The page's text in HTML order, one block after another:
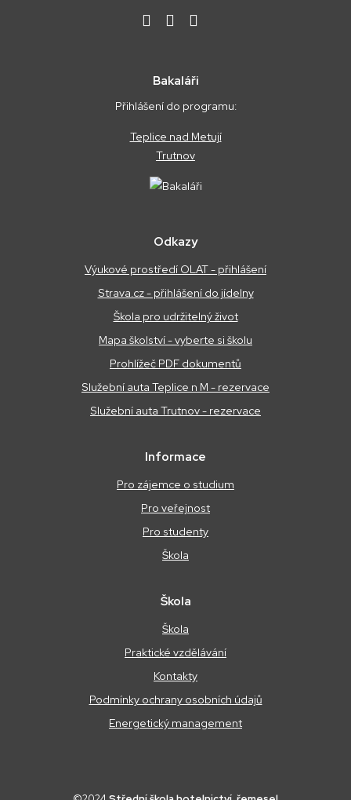
Bakaláři
Přihlášení do programu:
Teplice nad Metují
Trutnov
Odkazy
Výukové prostředí OLAT - přihlášení
Strava.cz - přihlášení do jídelny
Škola pro udržitelný život
Mapa školství - vyberte si školu
Prohlížeč PDF dokumentů
Služební auta Teplice n M - rezervace
Služební auta Trutnov - rezervace
Informace
Pro zájemce o studium
Pro veřejnost
Pro studenty
Škola
Škola
Škola
Praktické vzdělávání
Kontakty
Podmínky ochrany osobních údajů
Energetický management